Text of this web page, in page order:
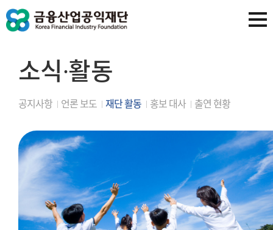
소식∙활동
공지사항 언론 보도 재단 활동 홍보 대사 출연 현황